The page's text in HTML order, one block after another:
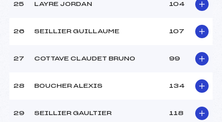
25 LAYRE JORDAN 104
26 SEILLIER GUILLAUME 107
27 COTTAVE CLAUDET BRUNO 99
28 BOUCHER ALEXIS 134
29 SEILLIER GAULTIER 118